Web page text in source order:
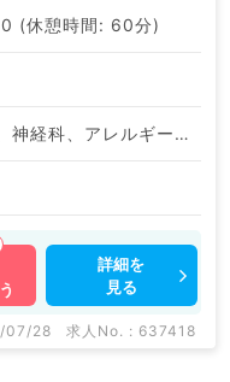
(休憩時間: 60分)
神経内科、精神科、神経科、アレルギー科、リウマチ科、小児科、整形外科、形成外科、美容外科、脳神経外科、呼吸器外科、心臓血管外科、小児外科、皮膚科、泌尿器科、産婦人科、産科、婦人科、眼科、耳鼻咽喉科、気管食道科、放射線科、リハビリテーション科、麻酔科、ペインクリニック、人工透析科、緩和ケア科、一般内科、循環器内科、呼吸器内科、消化器内科、内分泌・代謝内科、腎臓内科、老年内科、血液内科、外科系全般、一般外科、消化器外科、乳腺外科、総合診療科、美容皮膚科、健診・人間ドック、救急科・ＩＣＵ、病理科、基礎医学系、膠原病科、スポーツ整形外科、大腸・肛門外科、産業医、科目不問
詳細を
見る
07/28 求人No. : 637418